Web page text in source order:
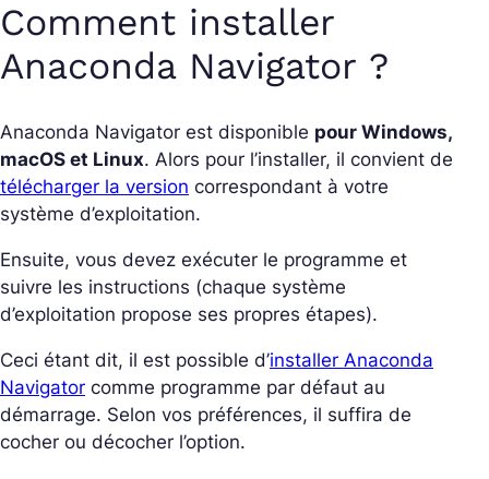
Comment installer
Anaconda Navigator ?
Anaconda Navigator est disponible pour Windows,
macOS et Linux. Alors pour l’installer, il convient de
télécharger la version correspondant à votre
système d’exploitation.
Ensuite, vous devez exécuter le programme et
suivre les instructions (chaque système
d’exploitation propose ses propres étapes).
Ceci étant dit, il est possible d’installer Anaconda
Navigator comme programme par défaut au
démarrage. Selon vos préférences, il suffira de
cocher ou décocher l’option.